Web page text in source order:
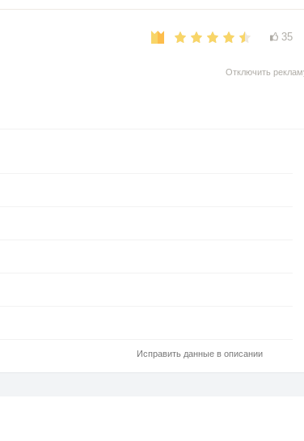
35
Отключить
Исправить данные в описании